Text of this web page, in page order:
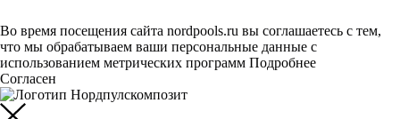
Во время посещения сайта nordpools.ru вы соглашаетесь с тем,
что мы обрабатываем ваши персональные данные с
использованием метрических программ Подробнее
Согласен